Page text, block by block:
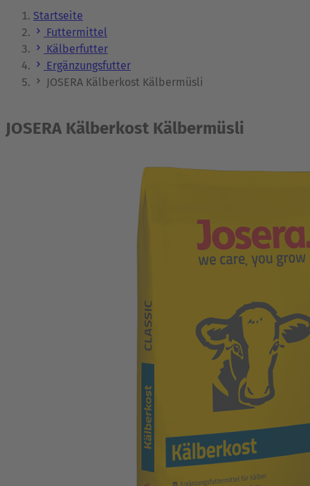
Startseite
Futtermittel
Kälberfutter
Ergänzungsfutter
JOSERA Kälberkost Kälbermüsli
JOSERA Kälberkost Kälbermüsli